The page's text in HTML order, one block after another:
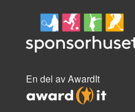
En del av AwardIt